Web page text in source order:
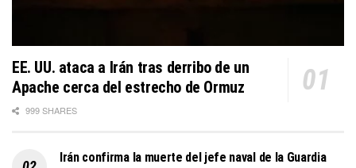
EE. UU. ataca a Irán tras derribo de un
Apache cerca del estrecho de Ormuz
999 SHARES
Irán confirma la muerte del jefe naval de la Guardia